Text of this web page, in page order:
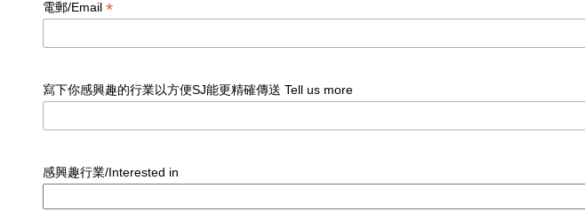
電郵/Email *
寫下你感興趣的行業以方便SJ能更精確傳送 Tell us more
感興趣行業/Interested in